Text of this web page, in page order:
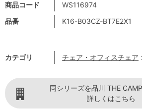
商品コード
WS116974
品番
K16-B03CZ-BT7E2X1
カテゴリ チェア・オフィスチェア
同シリーズを品川 THE
詳しくはこちら